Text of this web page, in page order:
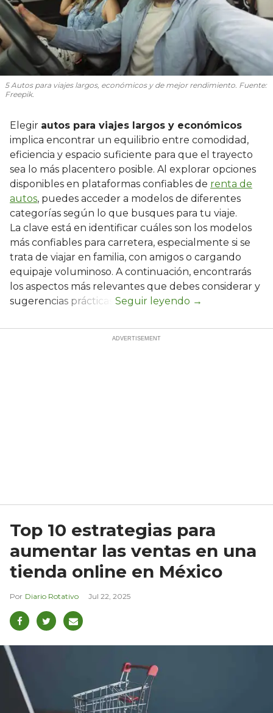
5 Autos para viajes largos, económicos y de mejor rendimiento. Fuente:
Freepik.
Elegir autos para viajes largos y económicos
implica encontrar un equilibrio entre comodidad,
eficiencia y espacio suficiente para que el trayecto
sea lo más placentero posible. Al explorar opciones
disponibles en plataformas confiables de renta de
autos, puedes acceder a modelos de diferentes
categorías según lo que busques para tu viaje.
La clave está en identificar cuáles son los modelos
más confiables para carretera, especialmente si se
trata de viajar en familia, con amigos o cargando
equipaje voluminoso. A continuación, encontrarás
los aspectos más relevantes que debes considerar y
sugerencias prácticas.
Top 10 estrategias para
aumentar las ventas en una
tienda online en México
Diario Rotativo Jul 22, 2025